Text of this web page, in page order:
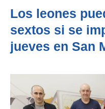
Los leones
sextos si se
jueves en San